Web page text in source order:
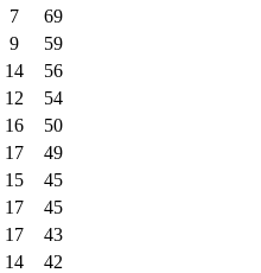
7
69
9
59
14
56
12
54
16
50
17
49
15
45
17
45
17
43
14
42